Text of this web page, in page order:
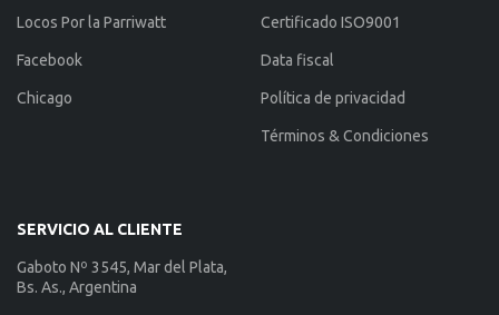
Locos Por la Parriwatt
Facebook
Chicago
Certificado ISO9001
Data fiscal
Política de privacidad
Términos & Condiciones
SERVICIO AL CLIENTE
Gaboto Nº 3545, Mar del Plata,
Bs. As., Argentina